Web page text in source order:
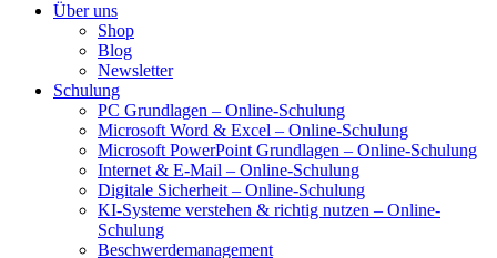
Über uns
Shop
Blog
Newsletter
Schulung
PC Grundlagen – Online-Schulung
Microsoft Word & Excel – Online-Schulung
Microsoft PowerPoint Grundlagen – Online-Schulung
Internet & E-Mail – Online-Schulung
Digitale Sicherheit – Online-Schulung
KI-Systeme verstehen & richtig nutzen – Online-
Schulung
Beschwerdemanagement